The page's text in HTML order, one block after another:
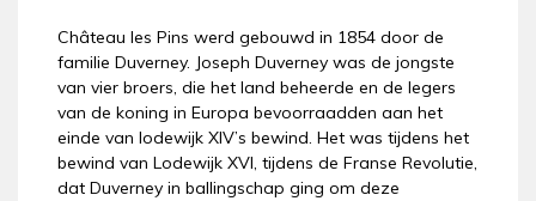
Château les Pins werd gebouwd in 1854 door de
familie Duverney. Joseph Duverney was de jongste
van vier broers, die het land beheerde en de legers
van de koning in Europa bevoorraadden aan het
einde van lodewijk XIV’s bewind. Het was tijdens het
bewind van Lodewijk XVI, tijdens de Franse Revolutie,
dat Duverney in ballingschap ging om deze